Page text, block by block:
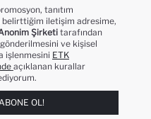
tanıtım
belirttiğim iletişim adresime,
Şirketitarafından
ve kişisel
işlenmesini ETK
açıklanan kurallar
OL!